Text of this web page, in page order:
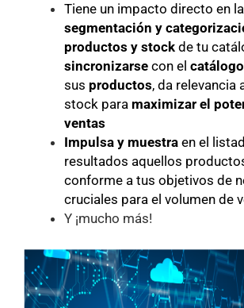
Tiene un impacto directo en la
segmentación y
productos y stock de tu
sincronizarse con el catálogo
sus productos, da relevancia
stock para maximizar el
ventas
Impulsa y muestra en el
resultados aquellos
conforme a tus objetivos de
cruciales para el volumen de
Y ¡mucho más!